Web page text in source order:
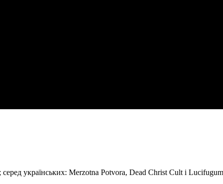
українських: Merzotna Potvora, Dead Christ Cult і